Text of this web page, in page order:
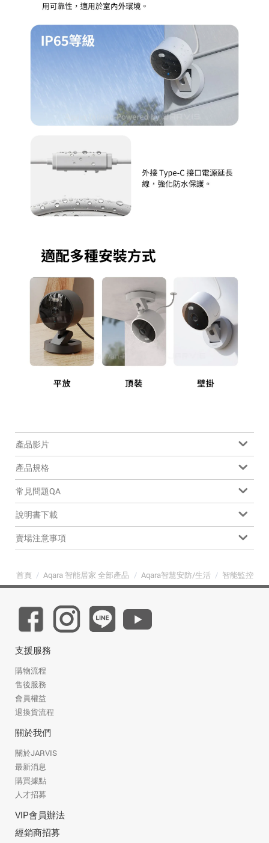
產品影片
產品規格
常見問題QA
說明書下載
賣場注意事項
首頁 / Aqara 智能居家 全部產品 / Aqara智慧安防/生活 / 智能監控全部
支援服務
購物流程
售後服務
會員權益
退換貨流程
關於我們
關於JARVIS
最新消息
購買據點
人才招募
VIP會員辦法
經銷商招募